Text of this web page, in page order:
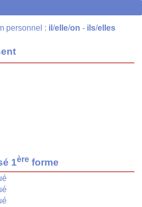
personnel : il /elle/on - ils/elles
1ère forme